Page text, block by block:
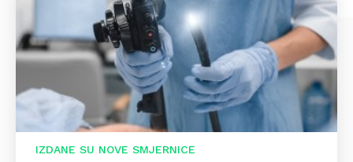
IZDANE SU NOVE SMJERNICE